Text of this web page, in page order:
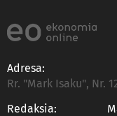
Adresa:
Rr. "Mark Isaku", Nr.
Redaksia: